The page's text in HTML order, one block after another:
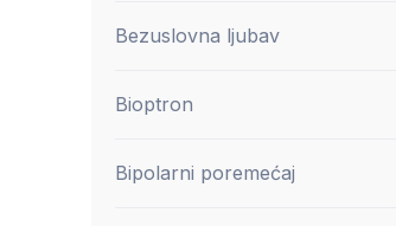
Bezuslovna ljubav
Bioptron
Bipolarni poremećaj